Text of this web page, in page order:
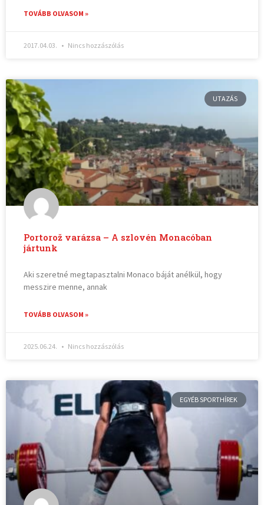
TOVÁBB OLVASOM »
2017.04.03. Nincs hozzászólás
UTAZÁS
Portorož varázsa – A szlovén Monacóban
jártunk
Aki szeretné megtapasztalni Monaco báját anélkül, hogy
messzire menne, annak
TOVÁBB OLVASOM »
2025.06.24. Nincs hozzászólás
EGYÉB SPORTHÍREK